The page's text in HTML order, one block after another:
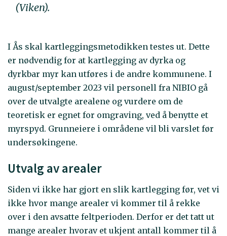
(Viken).
I Ås skal kartleggingsmetodikken testes ut. Dette
er nødvendig for at kartlegging av dyrka og
dyrkbar myr kan utføres i de andre kommunene. I
august/september 2023 vil personell fra NIBIO gå
over de utvalgte arealene og vurdere om de
teoretisk er egnet for omgraving, ved å benytte et
myrspyd. Grunneiere i områdene vil bli varslet før
undersøkingene.
Utvalg av arealer
Siden vi ikke har gjort en slik kartlegging før, vet vi
ikke hvor mange arealer vi kommer til å rekke
over i den avsatte feltperioden. Derfor er det tatt ut
mange arealer hvorav et ukjent antall kommer til å